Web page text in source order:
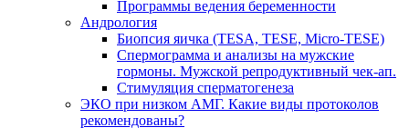
Программы ведения беременности
Андрология
Биопсия яичка (TESA, TESE, Micro-TESE)
Спермограмма и анализы на мужские
гормоны. Мужской репродуктивный чек-ап.
Стимуляция сперматогенеза
ЭКО при низком АМГ. Какие виды протоколов
рекомендованы?